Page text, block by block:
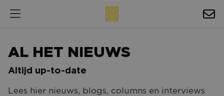
AL HET NIEUWS
Altijd up-to-date
Lees hier nieuws, blogs, columns en interviews